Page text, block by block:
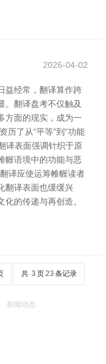
2026-04-02
益经常，翻译算作跨
。翻译盘考不仅触及
方面的现实，成为一
历了从“平等”到“功能
译表面强调针织于原
幄语境中的功能与恶
译应使运筹帷幄读者
翻译表面也缓缓兴
的传递与再创造。
共 3 页23 条记录
新闻动态